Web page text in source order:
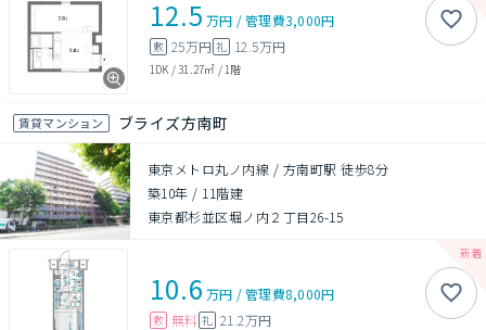
12.5 万円 /管理費3,000円
敷 25万円 礼 12.5万円
1DK /31.27㎡ / 1階
賃貸マンション ブライズ方南町
東京メトロ丸ノ内線 / 方南町駅 徒歩8分
築10年 / 11階建
東京都杉並区堀ノ内２丁目26-15
10.6 万円 /管理費8,000円
敷 無料 礼 21.2万円